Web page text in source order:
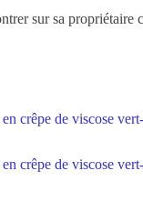
sur sa propriétaire